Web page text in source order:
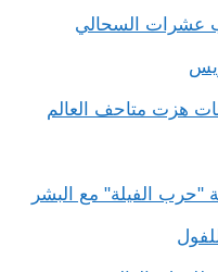
عشرات السحالي
هزت متاحف العالم
"حرب الفيلة" مع البشر